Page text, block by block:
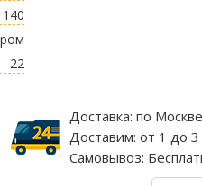
140
22
Доставка: по
Доставим: от 1 до
Самовывоз: